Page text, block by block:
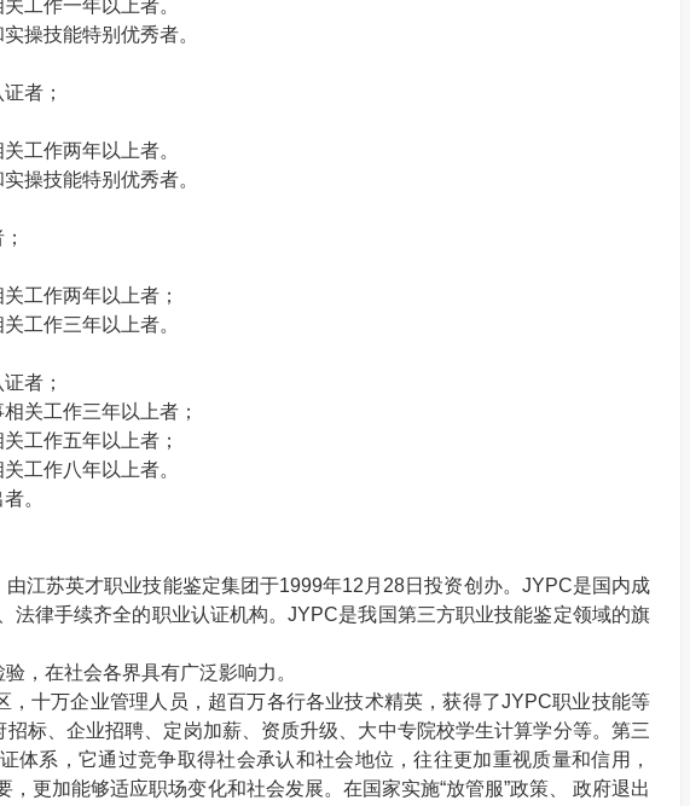
工作一年以上者。
操技能特别优秀者。
者；
工作两年以上者。
操技能特别优秀者。
工作两年以上者；
工作三年以上者。
者；
关工作三年以上者；
工作五年以上者；
工作八年以上者。
。
江苏英才职业技能鉴定集团于1999年12 月 28日投资创办。 JYPC是国内成
法律手续齐全的职业认证机构。JYPC是我国第三方职业技能鉴定领域的旗
，在社会各界具有广泛影响力。
，十万企业管理人员，超百万各行各业技术精英，获得了JYPC职业技能等
招标、企业招聘、定岗加薪、资质升级、大中专院校学生计算学分等。第三
体系，它通过竞争取得社会承认和社会地位，往往更加重视质量和信用，
更加能够适应职场变化和社会发展。在国家实施“放管服”政策、 政府退出